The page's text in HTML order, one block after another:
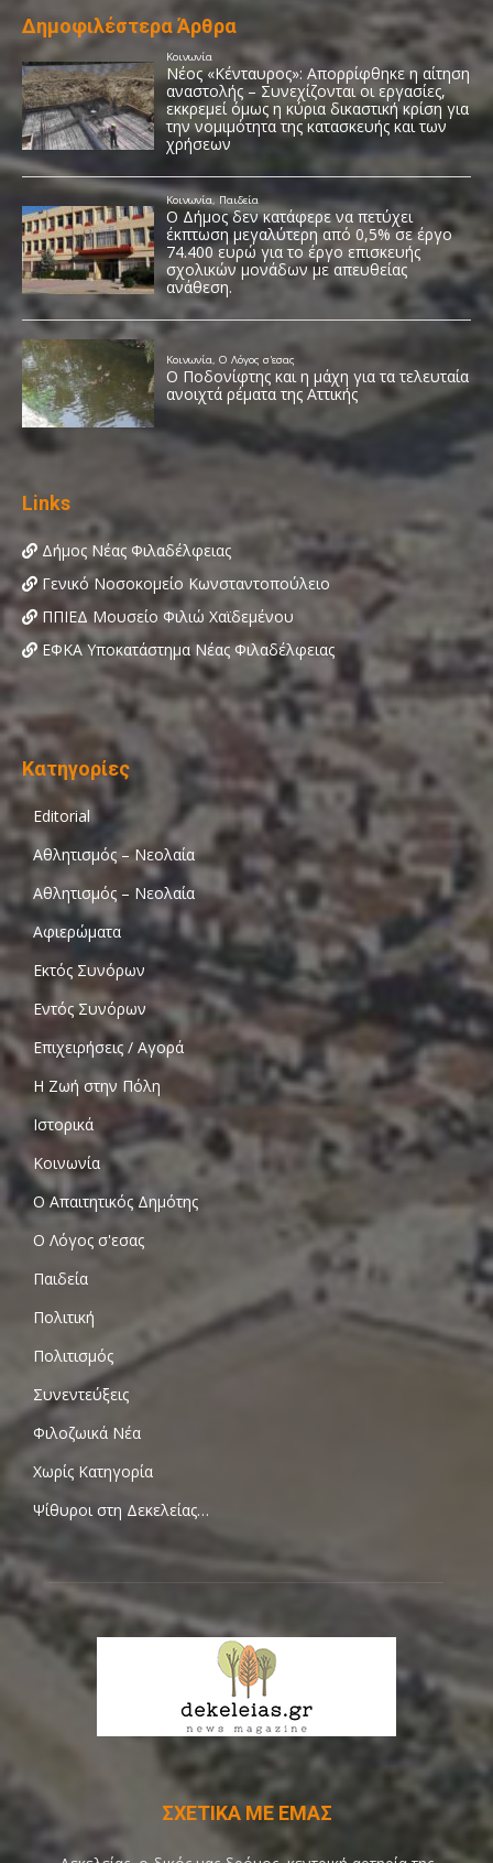
Δημοφιλέστερα Άρθρα
Links
Δήμος Νέας Φιλαδέλφειας
Γενικό Νοσοκομείο Κωνσταντοπούλειο
ΠΠΙΕΔ Μουσείο Φιλιώ Χαϊδεμένου
ΕΦΚΑ Υποκατάστημα Νέας Φιλαδέλφειας
Κατηγορίες
Editorial
Αθλητισμός – Νεολαία
Αθλητισμός – Νεολαία
Αφιερώματα
Εκτός Συνόρων
Εντός Συνόρων
Επιχειρήσεις / Αγορά
Η Ζωή στην Πόλη
Ιστορικά
Κοινωνία
Ο Απαιτητικός Δημότης
Ο Λόγος σ'εσας
Παιδεία
Πολιτική
Πολιτισμός
Συνεντεύξεις
Φιλοζωικά Νέα
Χωρίς Κατηγορία
Ψίθυροι στη Δεκελείας…
ΣΧΕΤΙΚΑ ΜΕ ΕΜΑΣ